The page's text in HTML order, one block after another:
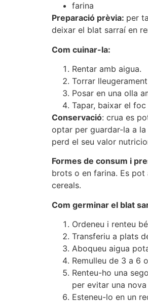
farina
Preparació prèvia: per
deixar el blat sarraí en
Com cuinar-la:
Rentar amb aigua.
Torrar
Posar en una olla
Tapar, baixar el
Conservació: crua es
optar per guardar-la a
perd el seu valor
Formes de consum i
brots o en farina. Es
cereals.
Com germinar el blat
Ordeneu i renteu
Transferiu a plats
Aboqueu aigua
Remulleu de 3 a 6
Renteu-ho una
per evitar una
Esteneu-lo en un